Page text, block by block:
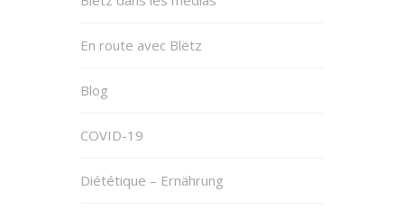
En route avec Blëtz
Blog
COVID-19
Diététique – Ernährung